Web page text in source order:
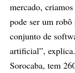
mercado,
pode ser um
conjunto de
artificial”,
Sorocaba, tem